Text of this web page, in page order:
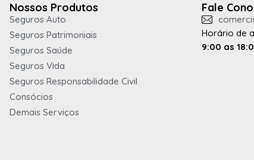
Nossos Produtos
Seguros Auto
Seguros Patrimoniais
Seguros Saúde
Seguros Vida
Seguros Responsabilidade Civil
Consócios
Demais Serviços
Fale
Horário de
9:00 as